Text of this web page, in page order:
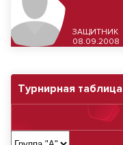
Турнирная таблица
ЗАЩИТНИК
08.09.2008